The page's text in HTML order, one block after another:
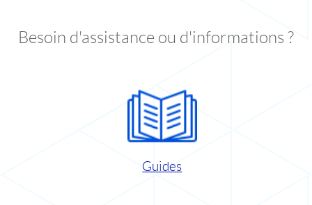
Besoin d'assistance ou d'informations ?
Guides